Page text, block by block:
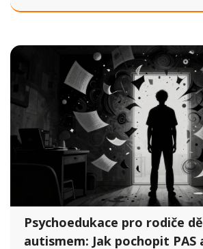
Psychoedukace pro rodiče
autismem: Jak pochopit PAS